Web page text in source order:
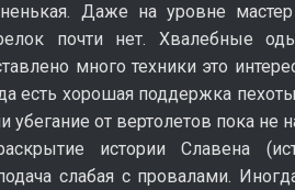
Даже на уровне мастер
почти нет. Хвалебные
много техники это
есть хорошая поддержка
убегание от вертолетов пока не
истории Славена
слабая с провалами.